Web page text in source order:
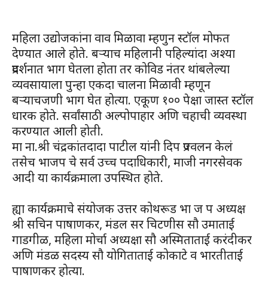
महिला उद्योजकांना वाव मिळावा म्हणुन स्टॉल मोफत
देण्यात आले होते. बर्‍याच महिलानी पहिल्यांदा अश्या
प्रदर्शनात भाग घेतला होता तर कोविड नंतर थांबलेल्या
व्यवसायाला पुन्हा एकदा चालना मिळावी म्हणून
बऱ्याचजणी भाग घेत होत्या. एकूण १०० पेक्षा जास्त स्टॉल
धारक होते. सर्वांसाठी अल्पोपाहार अणि चहाची व्यवस्था
करण्यात आली होती.
मा ना.श्री चंद्रकांतदादा पाटील यांनी दिप प्रज्वलन केलं
तसेच भाजप चे सर्व उच्च पदाधिकारी, माजी नगरसेवक
आदी या कार्यक्रमाला उपस्थित होते.
ह्या कार्यक्रमाचे संयोजक उत्तर कोथरूड भा ज प अध्यक्ष
श्री सचिन पाषाणकर, मंडल सर चिटणीस सौ उमाताई
गाडगीळ, महिला मोर्चा अध्यक्षा सौ अस्मिताताई करंदीकर
अणि मंडळ सदस्य सौ योगिताताई कोकाटे व भारतीताई
पाषाणकर होत्या.